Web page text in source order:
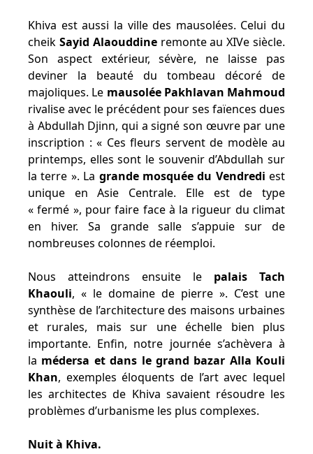
Khiva est aussi la ville des mausolées. Celui du
cheik Sayid Alaouddineremonte au XIVe siècle.
Son aspect extérieur, sévère, ne laisse pas
deviner la beauté du tombeau décoré de
majoliques. Le mausolée Pakhlavan Mahmoud
rivalise avec le précédent pour ses faïences dues
à Abdullah Djinn, qui a signé son œuvre par une
inscription : « Ces fleurs servent de modèle au
printemps, elles sont le souvenir d’Abdullah sur
la terre ». La grande mosquée du Vendredi est
unique en Asie Centrale. Elle est de type
« fermé », pour faire face à la rigueur du climat
en hiver. Sa grande salle s’appuie sur de
nombreuses colonnes de réemploi.
Nous atteindrons ensuite le palais Tach
Khaouli, « le domaine de pierre ». C’est une
synthèse de l’architecture des maisons urbaines
et rurales, mais sur une échelle bien plus
importante. Enfin, notre journée s’achèvera à
la médersa et dans le grand bazar Alla Kouli
Khan, exemples éloquents de l’art avec lequel
les architectes de Khiva savaient résoudre les
problèmes d’urbanisme les plus complexes.
Nuit à Khiva.